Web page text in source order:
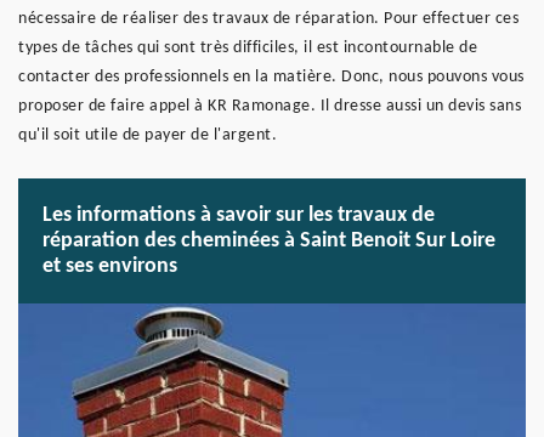
nécessaire de réaliser des travaux de réparation. Pour effectuer ces
types de tâches qui sont très difficiles, il est incontournable de
contacter des professionnels en la matière. Donc, nous pouvons vous
proposer de faire appel à KR Ramonage. Il dresse aussi un devis sans
qu'il soit utile de payer de l'argent.
Les informations à savoir sur les travaux de
réparation des cheminées à Saint Benoit Sur Loire
et ses environs